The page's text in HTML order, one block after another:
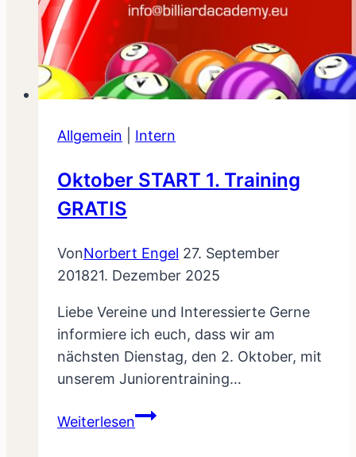
Allgemein Intern
Oktober START 1. Training
GRATIS
VonNorbert Engel 27. September
201821. Dezember 2025
Liebe Vereine und Interessierte Gerne
informiere ich euch, dass wir am
nächsten Dienstag, den 2. Oktober, mit
unserem Juniorentraining…
WeiterlesenOktober